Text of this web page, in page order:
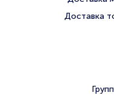
Доставка